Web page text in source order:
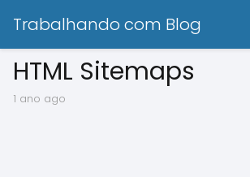
Trabalhando com Blog
HTML Sitemaps
1 ano ago